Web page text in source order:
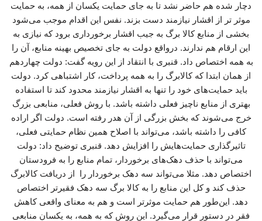
دچار شده هم حاضر نشد تا به جای حمایت یکسان از همه، به حمایت
موثر تر از اقشار نیازمند دست بزند. نفس این اقدام موجب می‌شود
بخشی از منابع کالا برگ به جیب اقشار برخورداری برود که نیازی به
این ارقام هم ندارند. درواقع دولت به جای تخصیص بهینه منابع، آن را
به همه اختصاص داد. قنبری با انتقاد از این رویه گفت: دولت چهاردهم
از همان ابتدا که کالابرگ را به همه پرداخت، کار اشتباهی کرد. دولت
باید حمایت‌های خود را تنها به اقشار نیازمند محدود کند تا استفاده
بهتری از منابع ناچیز فعلی داشته باشد. با روش فعلی، منابعی بزرگ
خرج می‌شوند که بخش بزرگی از آن هدر رفته است. دولت اگر اراده
کافی را داشته باشد، می‌تواند با اصلاح همین نظام حمایتی فعلی،
تاثیرگذاری حمایت‌هایش را افزایش دهد. قنبری توضیح داد: دولت
می‌تواند با حذف دهک‌های برخوردار، تمام منابع را به فرودستان
اختصاص دهد. مثلا می‌تواند سه دهک برخوردار را از دریافت کالابرگ
حذف کند و کل این منابع را به کالا برگ سه دهک فقیرتر اختصاص
دهد. این‌طور هم حمایت موثرتر است و هم به معنای واقعی کاهش
فقر در دستور قرار می‌گیرد. این روش که به همه، به یکسان منابعی